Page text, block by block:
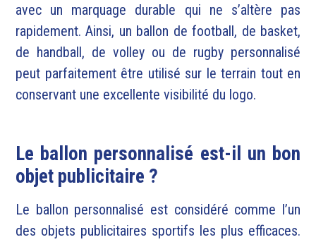
avec un marquage durable qui ne s’altère pas
rapidement. Ainsi, un ballon de football, de basket,
de handball, de volley ou de rugby personnalisé
peut parfaitement être utilisé sur le terrain tout en
conservant une excellente visibilité du logo.
Le ballon personnalisé est-il un bon
objet publicitaire ?
Le ballon personnalisé est considéré comme l’un
des objets publicitaires sportifs les plus efficaces.